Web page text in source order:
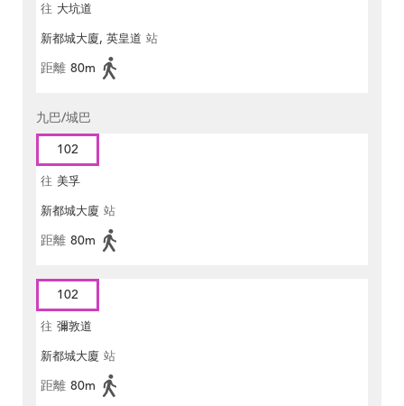
往 大坑道
新都城大廈, 英皇道 站
距離 80m
九巴/城巴
102
往 美孚
新都城大廈 站
距離 80m
102
往 彌敦道
新都城大廈 站
距離 80m